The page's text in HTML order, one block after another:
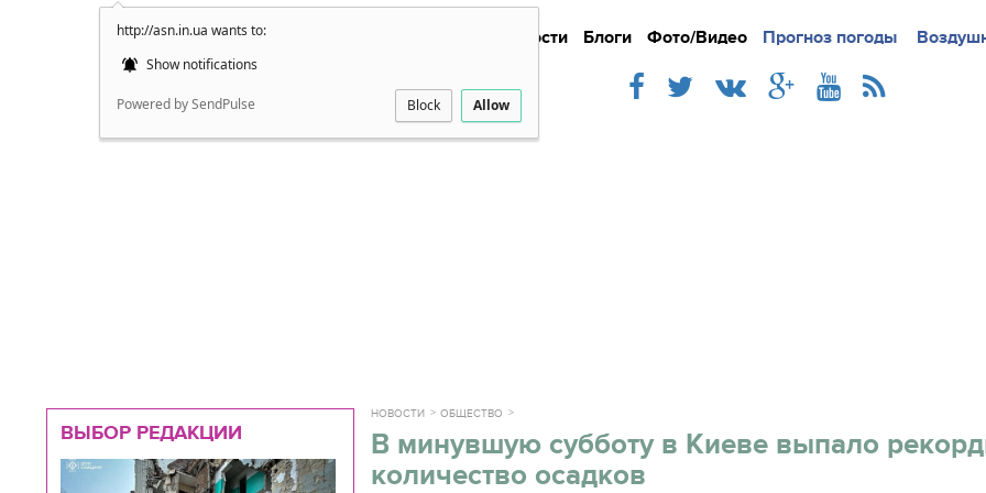
http://asn.in.ua wants to:
Show notifications
Powered by SendPulse Block Allow
Новости Блоги Фото/Видео Прогноз погоды
Подробно Новости
ВЫБОР РЕДАКЦИИ
НОВОСТИ ОБЩЕСТВО
В минувшую субботу в Киеве выпало
количество осадков